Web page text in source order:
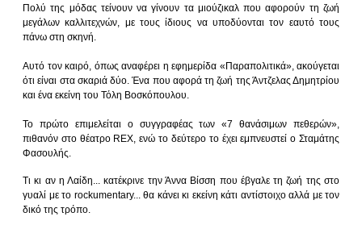
Πολύ της μόδας τείνουν να γίνουν τα μιούζικαλ που αφορούν τη ζωή
μεγάλων καλλιτεχνών, με τους ίδιους να υποδύονται τον εαυτό τους
πάνω στη σκηνή.
Αυτό τον καιρό, όπως αναφέρει η εφημερίδα «Παραπολιτικά», ακούγεται
ότι είναι στα σκαριά δύο. Ένα που αφορά τη ζωή της Άντζελας Δημητρίου
και ένα εκείνη του Τόλη Βοσκόπουλου.
Το πρώτο επιμελείται ο συγγραφέας των «7 θανάσιμων πεθερών»,
πιθανόν στο θέατρο REX, ενώ το δεύτερο το έχει εμπνευστεί ο Σταμάτης
Φασουλής.
Τι κι αν η Λαίδη... κατέκρινε την Άννα Βίσση που έβγαλε τη ζωή της στο
γυαλί με το rockumentary... θα κάνει κι εκείνη κάτι αντίστοιχο αλλά με τον
δικό της τρόπο.